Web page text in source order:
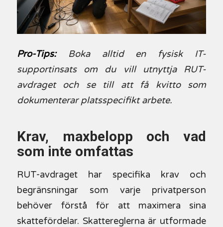
Pro-Tips:
Boka alltid en fysisk IT-
supportinsats om du vill utnyttja RUT-
avdraget och se till att få kvitto som
dokumenterar platsspecifikt arbete.
Krav, maxbelopp och vad
som inte omfattas
RUT-avdraget har specifika krav och
begränsningar som varje privatperson
behöver förstå för att maximera sina
skattefördelar. Skattereglerna är utformade